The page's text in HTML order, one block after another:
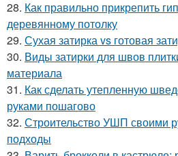
28. Как правильно прикрепить
деревянному потолку
29. Сухая затирка vs готовая
30. Виды затирки для швов
материала
31. Как сделать утепленную
руками пошагово
32. Строительство УШП своими
подходы